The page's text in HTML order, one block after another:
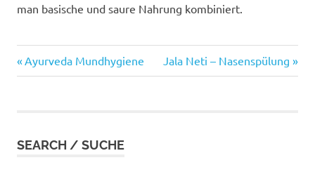
man basische und saure Nahrung kombiniert.
Beitragsnavigation
Vorheriger
Beitrag:
Ayurveda Mundhygiene
Nächster
Beitrag:
Jala Neti – Nasenspülung
SEARCH / SUCHE